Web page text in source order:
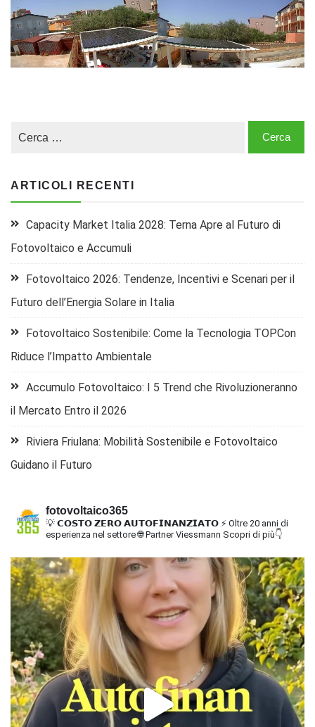
ARTICOLI RECENTI
Capacity Market Italia 2028: Terna Apre al Futuro di
Fotovoltaico e Accumuli
Fotovoltaico 2026: Tendenze, Incentivi e Scenari per il
Futuro dell’Energia Solare in Italia
Fotovoltaico Sostenibile: Come la Tecnologia TOPCon
Riduce l’Impatto Ambientale
Accumulo Fotovoltaico: I 5 Trend che Rivoluzioneranno
il Mercato Entro il 2026
Riviera Friulana: Mobilità Sostenibile e Fotovoltaico
Guidano il Futuro
fotovoltaico365
💡 𝗖𝗢𝗦𝗧𝗢 𝗭𝗘𝗥𝗢 𝗔𝗨𝗧𝗢𝗙𝗜𝗡𝗔𝗡𝗭𝗜𝗔𝗧𝗢 ⚡ Oltre 20 anni di
esperienza nel settore🌐 Partner Viessmann Scopri di più👇